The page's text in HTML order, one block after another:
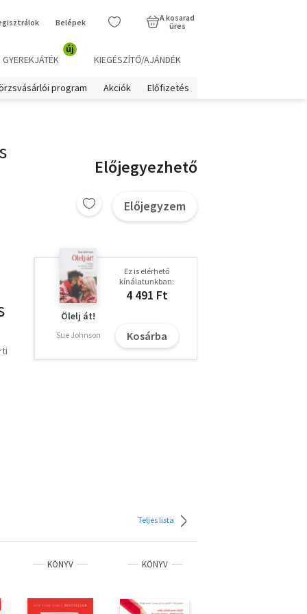
Belépek
A kosarad
üres
GYEREKJÁTÉK
új
KIEGÉSZÍTŐ/AJÁNDÉK
program Akciók Előfizetés
Előjegyezhető
Előjegyzem
Ölelj át!
Sue Johnson
Ez is elérhető
kínálatunkban:
4 491 Ft
Kosárba
Teljes lista
KÖNYV KÖNYV